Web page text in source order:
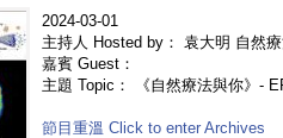
2024-03-01
主持人 Hosted by： 袁大明 自然
嘉賓 Guest：
主題 Topic： 《自然療法與你》-
節目重溫 Click to enter Archives